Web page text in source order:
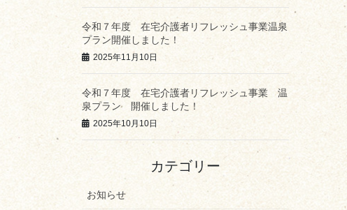
令和７年度 在宅介護者リフレッシュ事業温泉
プラン開催しました！
2025年11月10日
令和７年度 在宅介護者リフレッシュ事業 温
泉プラン 開催しました！
2025年10月10日
カテゴリー
お知らせ